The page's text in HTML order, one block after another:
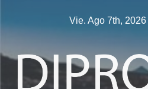
Vie. Ago 7th, 2026